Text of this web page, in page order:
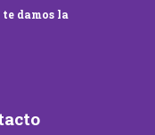
damos la